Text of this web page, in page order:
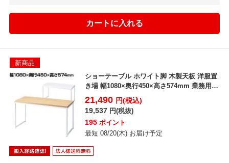
新商品
ショーテーブル ホワイト脚 木製天板 洋服置
き場 幅1080×奥行450×高さ574mm 業務用
店...
21,490 円(税込)
19,537 円(税抜)
195 ポイント
最短 08/20(木) お届け予定